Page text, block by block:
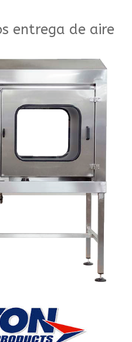
entrega de aire